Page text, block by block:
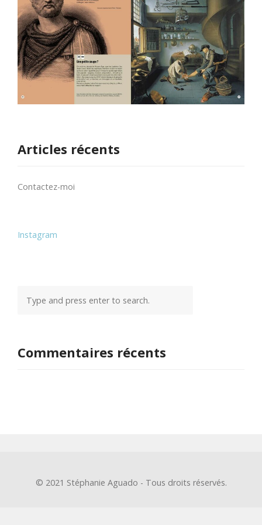
Articles récents
Contactez-moi
Instagram
Commentaires récents
© 2021 Stéphanie Aguado - Tous droits réservés.